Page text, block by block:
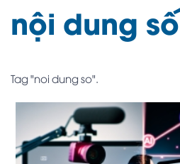
nội dung số
Tag "noi dung so".